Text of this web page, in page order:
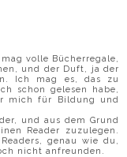
volle Bücherregale,
und der Duft, ja der
Ich mag es, das zu
schon gelesen habe,
mich für Bildung und
und aus dem Grund
Reader zuzulegen.
genau wie du,
nicht anfreunden.